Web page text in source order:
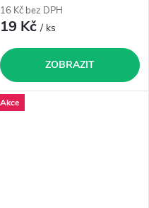
16 Kč bez DPH
19 Kč/ ks
ZOBRAZIT
Akce